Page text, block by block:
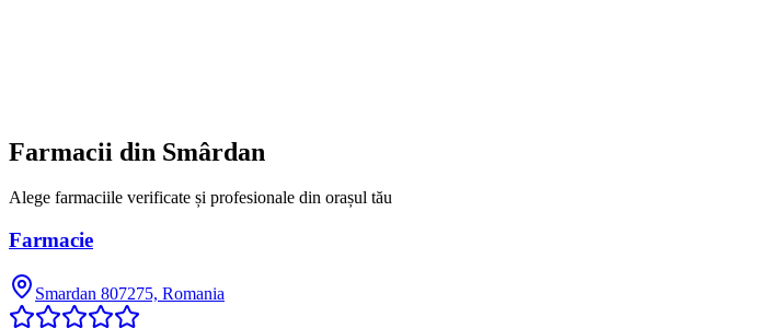
Farmacii din Smârdan
Alege farmaciile verificate și profesionale din orașul tău
Farmacie
Smardan 807275, Romania